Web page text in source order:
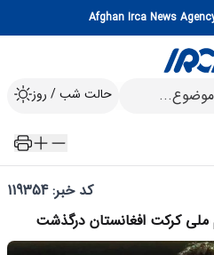
حالت شب / روز
کد خبر: 119354
ملی کرکت افغانستان درگذشت